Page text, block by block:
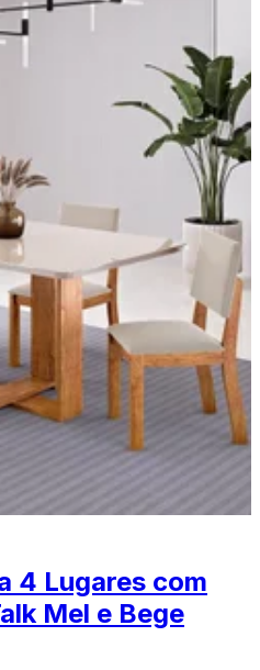
4 Lugares com
Mel e Bege